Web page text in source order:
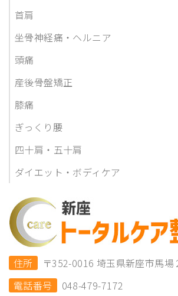
首肩
坐骨神経痛・ヘルニア
頭痛
産後骨盤矯正
膝痛
ぎっくり腰
四十肩・五十肩
ダイエット・ボディケア
住所
〒352-0016 埼玉県新座市馬場
電話番号
048-479-7172